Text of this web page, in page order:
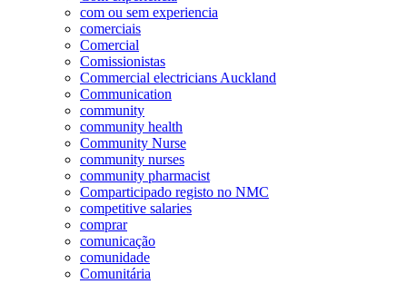
com ou sem experiencia
comerciais
Comercial
Comissionistas
Commercial electricians Auckland
Communication
community
community health
Community Nurse
community nurses
community pharmacist
Comparticipado registo no NMC
competitive salaries
comprar
comunicação
comunidade
Comunitária